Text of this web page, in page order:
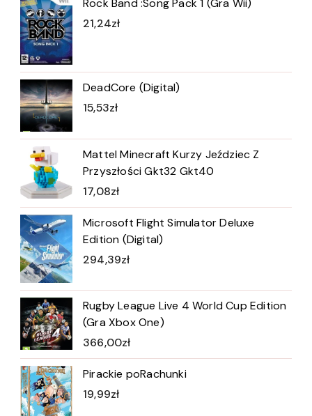
21,24zł
DeadCore (Digital)
15,53zł
Mattel Minecraft Kurzy Jeździec Z
Przyszłości Gkt32 Gkt40
17,08zł
Microsoft Flight Simulator Deluxe
Edition (Digital)
294,39zł
Rugby League Live 4 World Cup Edition
(Gra Xbox One)
366,00zł
Pirackie poRachunki
19,99zł